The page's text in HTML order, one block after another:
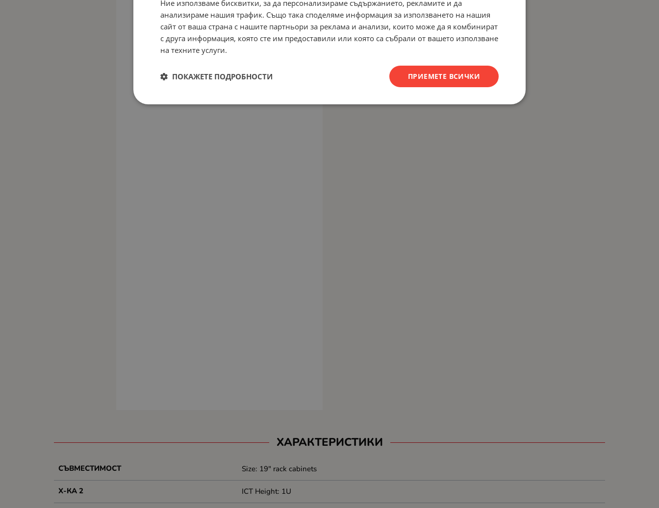
ХАРАКТЕРИСТИКИ
СЪВМЕСТИМОСТ Size: 19" rack cabinets
Х-КА 2 ICT Height: 1U
Ние използваме бисквитки, за да персонализираме съдържанието, рекламите и да
анализираме нашия трафик. Също така споделяме информация за използването на нашия
сайт от ваша страна с нашите партньори за реклама и анализи, които може да я комбинират
с друга информация, която сте им предоставили или която са събрали от вашето използване
на техните услуги.
ПРИЕМЕТЕ ВСИЧКИ
ПОКАЖЕТЕ ПОДРОБНОСТИ